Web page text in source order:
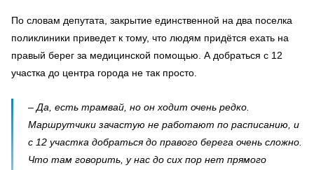
По словам депутата, закрытие единственной на два поселка
поликлиники приведет к тому, что людям придётся ехать на
правый берег за медицинской помощью. А добраться с 12
участка до центра города не так просто.
– Да, есть трамвай, но он ходит очень редко.
Маршрутчики зачастую не работают по расписанию, и
с 12 участка добраться до правого берега очень сложно.
Что там говорить, у нас до сих пор нет прямого